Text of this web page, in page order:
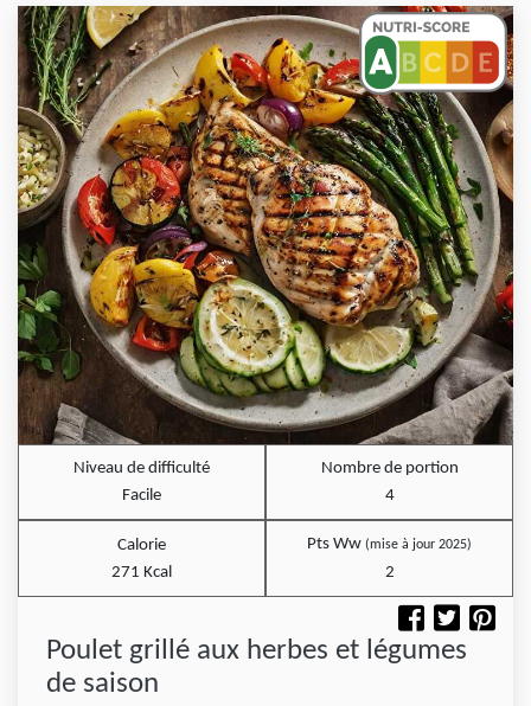
Niveau de difficulté
Facile
Nombre de portion
4
Calorie
271 Kcal
Pts Ww (mise à jour 2025)
2
Poulet grillé aux herbes et légumes
de saison